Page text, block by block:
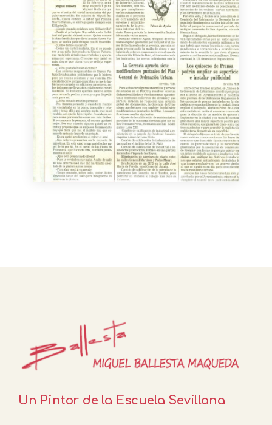
Un Pintor de la Escuela Sevillana